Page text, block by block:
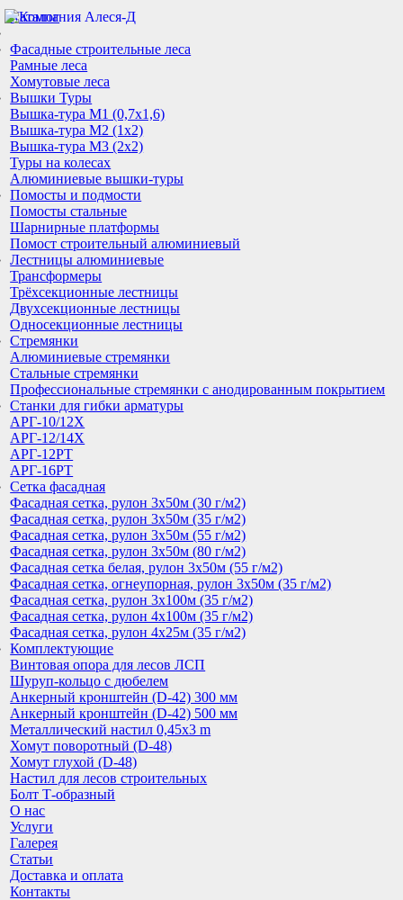
Каталог
Фасадные строительные леса
Рамные леса
Хомутовые леса
Вышки Туры
Вышка-тура М1 (0,7х1,6)
Вышка-тура М2 (1х2)
Вышка-тура М3 (2х2)
Туры на колесах
Алюминиевые вышки-туры
Помосты и подмости
Помосты стальные
Шарнирные платформы
Помост строительный алюминиевый
Лестницы алюминиевые
Трансформеры
Трёхсекционные лестницы
Двухсекционные лестницы
Односекционные лестницы
Стремянки
Алюминиевые стремянки
Стальные стремянки
Профессиональные стремянки с анодированным покрытием
Cтанки для гибки арматуры
АРГ-10/12Х
АРГ-12/14Х
АРГ-12РТ
АРГ-16РТ
Сетка фасадная
Фасадная сетка, рулон 3х50м (30 г/м2)
Фасадная сетка, рулон 3х50м (35 г/м2)
Фасадная сетка, рулон 3х50м (55 г/м2)
Фасадная сетка, рулон 3х50м (80 г/м2)
Фасадная сетка белая, рулон 3х50м (55 г/м2)
Фасадная сетка, огнеупорная, рулон 3х50м (35 г/м2)
Фасадная сетка, рулон 3х100м (35 г/м2)
Фасадная сетка, рулон 4х100м (35 г/м2)
Фасадная сетка, рулон 4х25м (35 г/м2)
Комплектующие
Винтовая опора для лесов ЛСП
Шуруп-кольцо с дюбелем
Анкерный кронштейн (D-42) 300 мм
Анкерный кронштейн (D-42) 500 мм
Металлический настил 0,45x3 m
Хомут поворотный (D-48)
Хомут глухой (D-48)
Настил для лесов строительных
Болт Т-образный
О нас
Услуги
Галерея
Статьи
Доставка и оплата
Контакты